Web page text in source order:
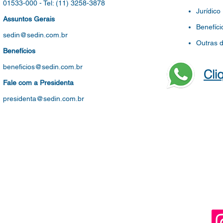
01533-000 - Tel: (11) 3258-3878
Assuntos Gerais
sedin@sedin.com.br
Benefícios
beneficios@sedin.com.br
Fale com a Presidenta
presidenta@sedin.com.br
Jurídico
Outras